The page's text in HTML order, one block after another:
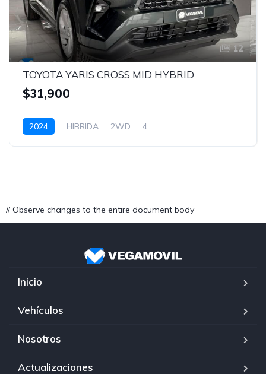
12
TOYOTA YARIS CROSS MID HYBRID
$31,900
2024 HIBRIDA 2WD
4
// Observe changes to the entire document body
Inicio
Vehículos
Nosotros
Actualizaciones